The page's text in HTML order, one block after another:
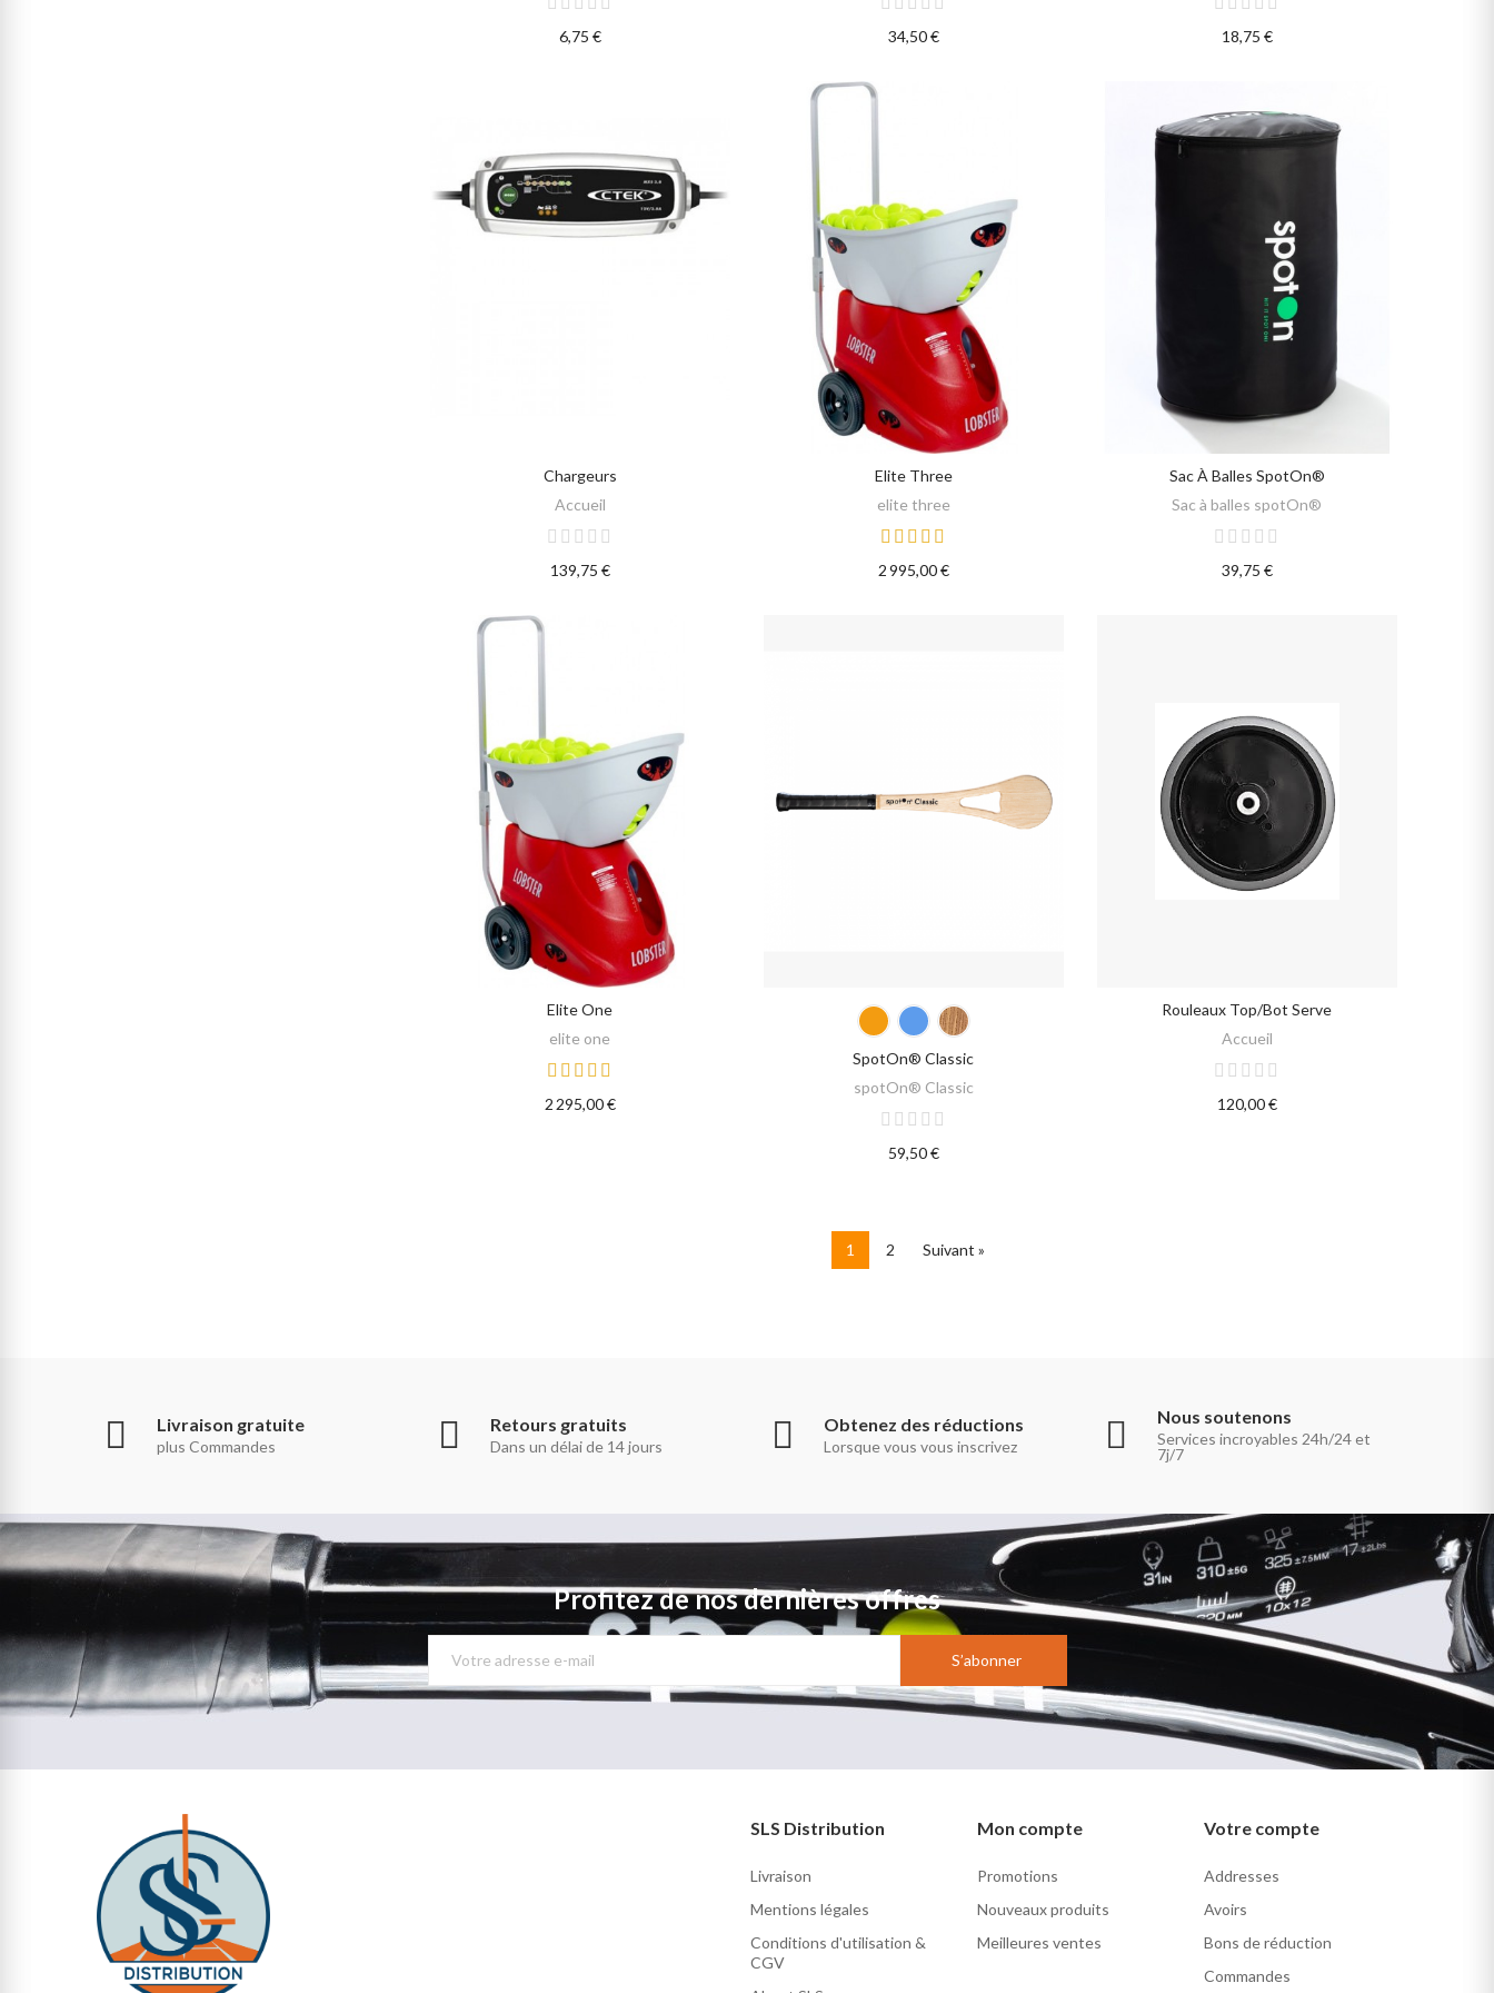
6,75 € 34,50 € 18,75 €
SELECT OPTIONS
Chargeurs
Accueil
139,75 €
SELECT OPTIONS
Elite Three
elite three
2 995,00 €
AJOUTER AU PANIER
Sac À Balles SpotOn®
Sac à balles spotOn®
39,75 €
AJOUTER AU PANIER
Elite One
elite one
2 295,00 €
SELECT OPTIONS
SpotOn® Classic
spotOn® Classic
59,50 €
SELECT OPTIONS
Rouleaux Top/Bot Serve
Accueil
120,00 €
1 2 Suivant »
Livraison gratuite
plus Commandes
Retours gratuits
Dans un délai de 14 jours
Obtenez des réductions
Lorsque vous vous inscrivez
Nous soutenons
Services incroyables 24h/24 et
7j/7
Profitez de nos dernières offres
S’abonner
SLS Distribution
Livraison
Mentions légales
Conditions d'utilisation &
CGV
Mon compte
Promotions
Nouveaux produits
Meilleures ventes
Votre compte
Addresses
Avoirs
Bons de réduction
Commandes